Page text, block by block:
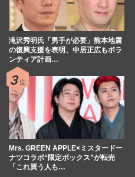
滝沢秀明氏「男手が必要」熊本地震
の復興支援を表明、中居正広もボラ
ンティア計画…
Mrs. GREEN APPLE×ミスタードー
ナツコラボ“限定ボックス”が転売
「これ買う人も…